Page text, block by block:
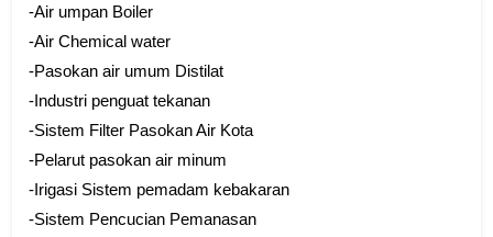
-Air umpan Boiler
-Air Chemical water
-Pasokan air umum Distilat
-Industri penguat tekanan
-Sistem Filter Pasokan Air Kota
-Pelarut pasokan air minum
-Irigasi Sistem pemadam kebakaran
-Sistem Pencucian Pemanasan